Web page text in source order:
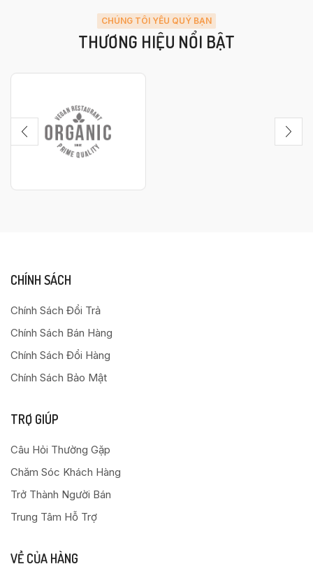
CHÚNG TÔI YÊU QUÝ BẠN
THƯƠNG HIỆU NỔI BẬT
CHÍNH SÁCH
Chính Sách Đổi Trả
Chính Sách Bán Hàng
Chính Sách Đổi Hàng
Chính Sách Bảo Mật
TRỢ GIÚP
Câu Hỏi Thường Gặp
Chăm Sóc Khách Hàng
Trở Thành Người Bán
Trung Tâm Hỗ Trợ
VỀ CỦA HÀNG